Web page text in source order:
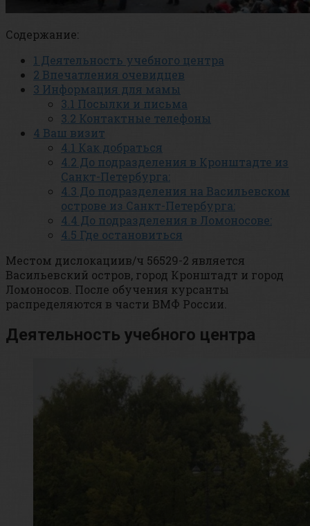
Содержание:
1 Деятельность учебного центра
2 Впечатления очевидцев
3 Информация для мамы
3.1 Посылки и письма
3.2 Контактные телефоны
4 Ваш визит
4.1 Как добраться
4.2 До подразделения в Кронштадте из
Санкт-Петербурга:
4.3 До подразделения на Васильевском
острове из Санкт-Петербурга:
4.4 До подразделения в Ломоносове:
4.5 Где остановиться
Местом дислокациив/ч 56529-2 является
Васильевcкий остров, город Кронштадт и город
Ломоносов. После обучения курсанты
распределяются в части ВМФ России.
Деятельность учебного центра